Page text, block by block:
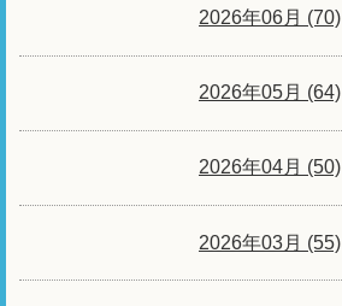
2026年06月 (70)
2026年05月 (64)
2026年04月 (50)
2026年03月 (55)